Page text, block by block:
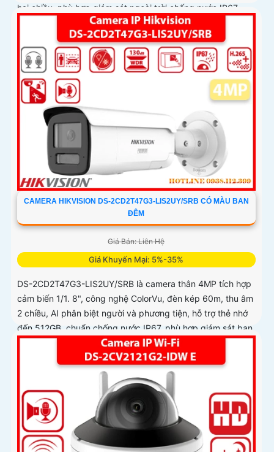
hai chiều, phù hợp giám sát ngoài trời chống nước IP67
CAMERA HIKVISION DS-2CD2T47G3-LIS2UY/SRB CÓ MÀU BAN
ĐÊM
Giá Bán: Liên Hệ
Giá Khuyến Mại: 5%-35%
DS-2CD2T47G3-LIS2UY/SRB là camera thân 4MP tích hợp
cảm biến 1/1. 8", công nghệ ColorVu, đèn kép 60m, thu âm
2 chiều, AI phân biệt người và phương tiện, hỗ trợ thẻ nhớ
đến 512GB, chuẩn chống nước IP67, phù hợp giám sát ban